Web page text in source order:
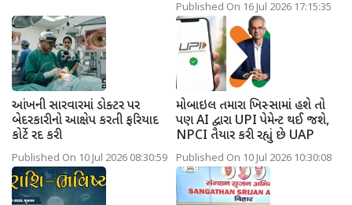
Published On 16 Jul 2026 17:15:35
આંખની સારવારમાં ડોક્ટર પર
બેદરકારીનો આક્ષેપ કરતી ફરિયાદ
કોર્ટે રદ કરી
Published On 10 Jul 2026 08:30:59
મોબાઇલ તમારા ખિસ્સામાં હશે તો
પણ AI દ્વારા UPI પેમેન્ટ થઈ જશે,
NPCI તૈયાર કરી રહ્યું છે UAP
Published On 10 Jul 2026 10:30:08